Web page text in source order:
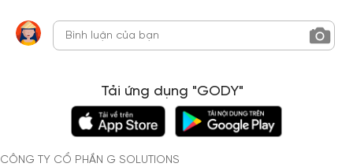
Tải ứng dụng "GODY"
CÔNG TY CỔ PHẦN G SOLUTIONS